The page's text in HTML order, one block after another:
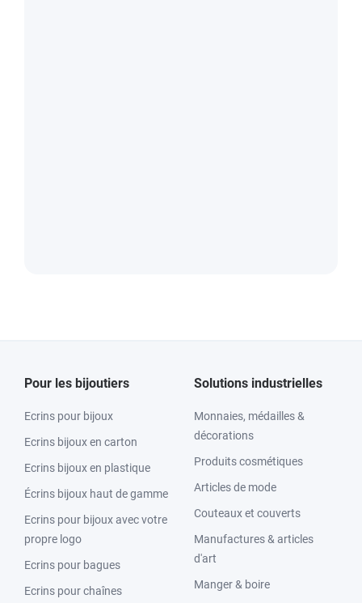
Pour les bijoutiers
Ecrins pour bijoux
Ecrins bijoux en carton
Ecrins bijoux en plastique
Écrins bijoux haut de gamme
Ecrins pour bijoux avec votre
propre logo
Ecrins pour bagues
Ecrins pour chaînes
Solutions industrielles
Monnaies, médailles &
décorations
Produits cosmétiques
Articles de mode
Couteaux et couverts
Manufactures & articles
d'art
Manger & boire